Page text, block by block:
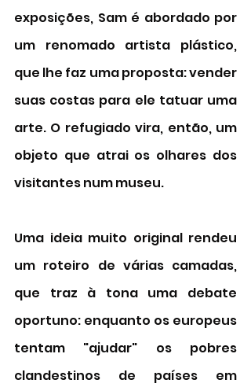
exposições, Sam é abordado por
um renomado artista plástico,
que lhe faz uma proposta: vender
suas costas para ele tatuar uma
arte. O refugiado vira, então, um
objeto que atrai os olhares dos
visitantes num museu.
Uma ideia muito original rendeu
um roteiro de várias camadas,
que traz à tona uma debate
oportuno: enquanto os europeus
tentam "ajudar" os pobres
clandestinos de países em